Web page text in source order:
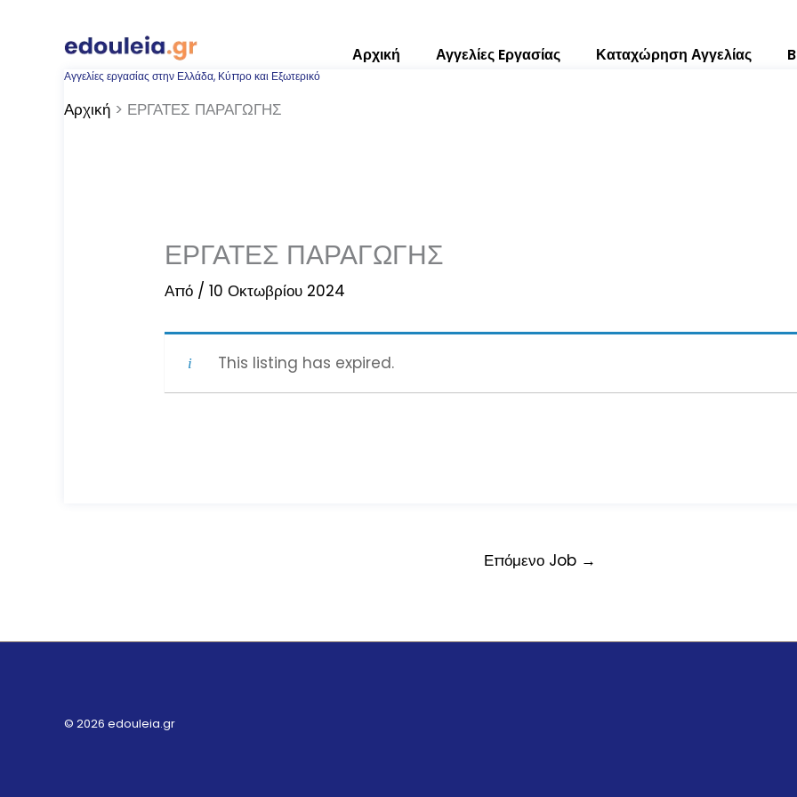
περιεχόμενοΑγγελίες εργασίας στην Ελλάδα, Κύπρο και Εξωτερικό
Αρχική Αγγελίες Eργασίας Καταχώρηση Αγγελίας
Αρχική ΕΡΓΑΤΕΣ ΠΑΡΑΓΩΓΗΣ
ΕΡΓΑΤΕΣ ΠΑΡΑΓΩΓΗΣ
Από /10 Οκτωβρίου 2024
This listing has expired.
Επόμενο Job →
© 2026 edouleia.gr